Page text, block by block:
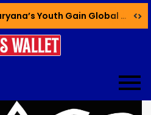
Haryana’s Youth Gain Global Healthcare Career Boost Through New Skilling Partnership